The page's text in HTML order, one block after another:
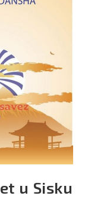
u Sisku